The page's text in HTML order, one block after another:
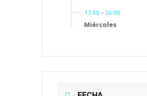
17:00 - 20:00
Miércoles